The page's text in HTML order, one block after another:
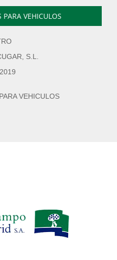
VEHICULOS
S.L.
VEHICULOS